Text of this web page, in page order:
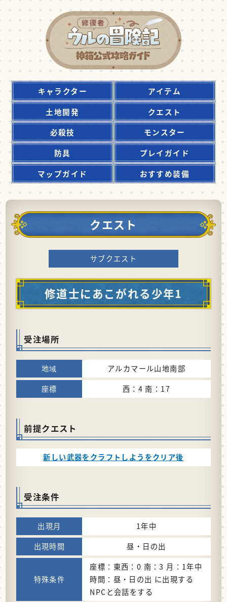
キャラクター
アイテム
土地開発
クエスト
必殺技
モンスター
防具
プレイガイド
マップガイド
おすすめ装備
クエスト
サブクエスト
修道士にあこがれる少年1
受注場所
アルカマール山地南部
西：4 南：17
前提クエスト
新しい武器をクラフトしようをクリア後
受注条件
1年中
昼・日の出
座標：東西：0 南：3 月：1年中
時間：昼・日の出 に出現する
NPCと会話をする